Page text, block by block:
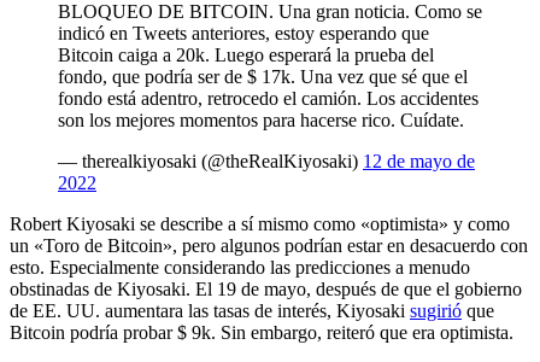
BLOQUEO DE BITCOIN. Una gran noticia. Como se
indicó en Tweets anteriores, estoy esperando que
Bitcoin caiga a 20k. Luego esperará la prueba del
fondo, que podría ser de $ 17k. Una vez que sé que el
fondo está adentro, retrocedo el camión. Los accidentes
son los mejores momentos para hacerse rico. Cuídate.
— therealkiyosaki (@theRealKiyosaki) 12 de mayo de
2022
Robert Kiyosaki se describe a sí mismo como «optimista» y como
un «Toro de Bitcoin», pero algunos podrían estar en desacuerdo con
esto. Especialmente considerando las predicciones a menudo
obstinadas de Kiyosaki. El 19 de mayo, después de que el gobierno
de EE. UU. aumentara las tasas de interés, Kiyosaki sugirió que
Bitcoin podría probar $ 9k. Sin embargo, reiteró que era optimista.